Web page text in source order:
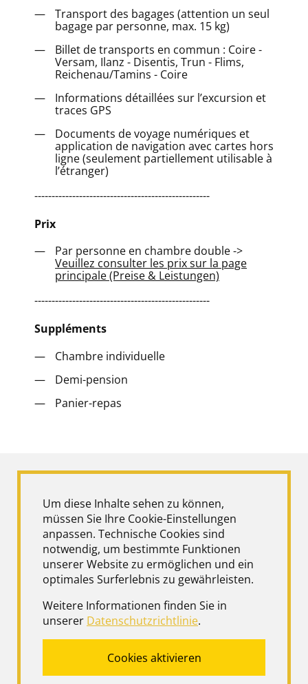
Transport des bagages (attention un seul
bagage par personne, max. 15 kg)
Billet de transports en commun : Coire -
Versam, Ilanz - Disentis, Trun - Flims,
Reichenau/Tamins - Coire
Informations détaillées sur l’excursion et
traces GPS
Documents de voyage numériques et
application de navigation avec cartes hors
ligne (seulement partiellement utilisable à
l’étranger)
---------------------------------------------------
Prix
Par personne en chambre double ->
Veuillez consulter les prix sur la page
principale (Preise & Leistungen)
---------------------------------------------------
Suppléments
Chambre individuelle
Demi-pension
Panier-repas
Um diese Inhalte sehen zu können,
müssen Sie Ihre Cookie-Einstellungen
anpassen. Technische Cookies sind
notwendig, um bestimmte Funktionen
unserer Website zu ermöglichen und ein
optimales Surferlebnis zu gewährleisten.
Weitere Informationen finden Sie in
unserer Datenschutzrichtlinie.
Cookies aktivieren